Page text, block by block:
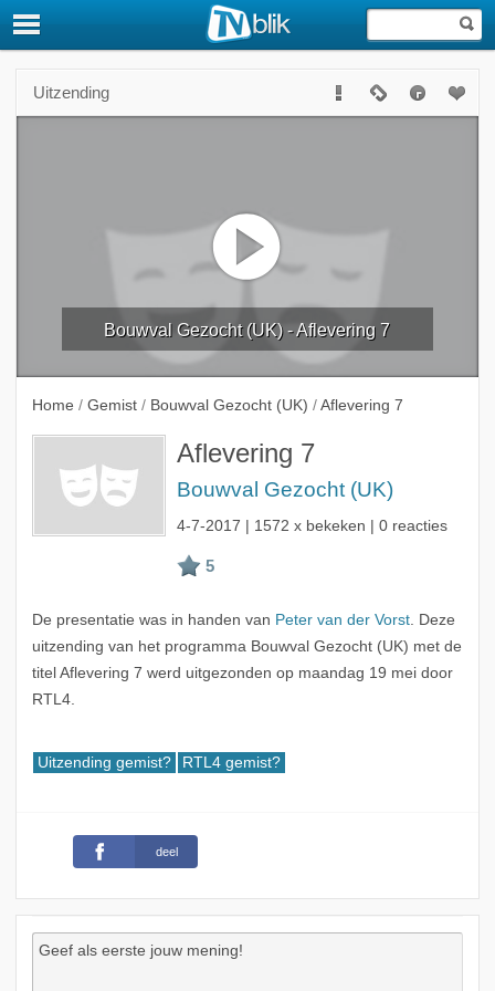
Uitzending
Bouwval Gezocht (UK) - Aflevering 7
Home / Gemist / Bouwval Gezocht (UK) / Aflevering 7
Aflevering 7
Bouwval Gezocht (UK)
4-7-2017 | 1572 x bekeken | 0 reacties
De presentatie was in handen van Peter van der Vorst. Deze
uitzending van het programma Bouwval Gezocht (UK) met de
titel Aflevering 7 werd uitgezonden op maandag 19 mei door
RTL4.
Uitzending gemist? RTL4 gemist?
deel